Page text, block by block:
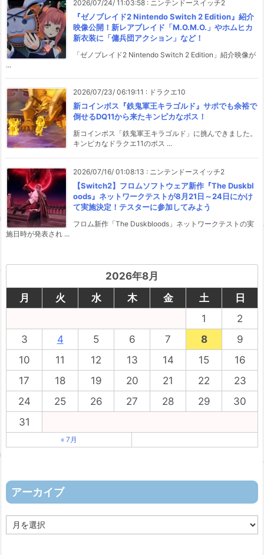
2026/07/24/ 11:03:58 : ニンテンドースイッチ2
『ゼノブレイド2 Nintendo Switch 2 Edition』紹介
映像公開！新レアブレイド「M.O.M.O.」やホムヒカ
新衣装に「傭兵団アクション」など！
「ゼノブレイド2 Nintendo Switch 2 Edition」紹介映像が
...
2026/07/23/ 06:19:11 : ドラクエ10
新コインボス『鉄鬼軍王キラゴルド』サポでも余裕で
倒せるDQ11から来たキンピカなボス！
新コインボス「鉄鬼軍王キラゴルド」に挑んできました。
キンピカなドラクエ11のボス ...
2026/07/16/ 01:08:13 : ニンテンドースイッチ2
【Switch2】フロムソフトウェア新作『The Duskbl
oods』ネットワークテストが8月21日～24日にかけ
て実施決定！テスターに参加してみよう
フロム新作「The Duskbloods」ネットワークテストの実
施日時が発表され ...
2026年8月
月
火 水 木 金 土
日
1
2
3
4 5 6 7 8
9
10
11 12 13 14 15
16
17
18 19 20 21 22
23
24
25 26 27 28 29
30
31
« 7月
アーカイブ
ー